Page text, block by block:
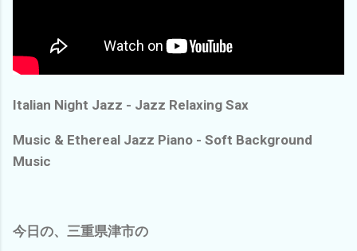
Italian Night Jazz - Jazz Relaxing Sax
Music & Ethereal Jazz Piano - Soft Background
Music
今日の、三重県津市の